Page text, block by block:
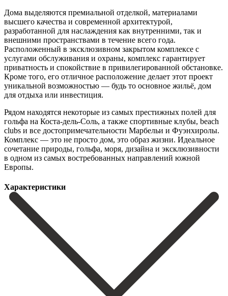
Дома выделяются премиальной отделкой, материалами
высшего качества и современной архитектурой,
разработанной для наслаждения как внутренними, так и
внешними пространствами в течение всего года.
Расположенный в эксклюзивном закрытом комплексе с
услугами обслуживания и охраны, комплекс гарантирует
приватность и спокойствие в привилегированной обстановке.
Кроме того, его отличное расположение делает этот проект
уникальной возможностью — будь то основное жильё, дом
для отдыха или инвестиция.
Рядом находятся некоторые из самых престижных полей для
гольфа на Коста-дель-Соль, а также спортивные клубы, beach
clubs и ‌все ‌достопримечательности ‌Марбельи ‌и Фуэнхиролы.
Комплекс ‌— это ‌не просто дом, это образ жизни. Идеальное
сочетание ‌природы, гольфа, ‌моря, дизайна ‌и эксклюзивности
в ‌одном ‌из ‌самых ‌востребованных ‌направлений ‌южной
‌Европы.
Характеристики